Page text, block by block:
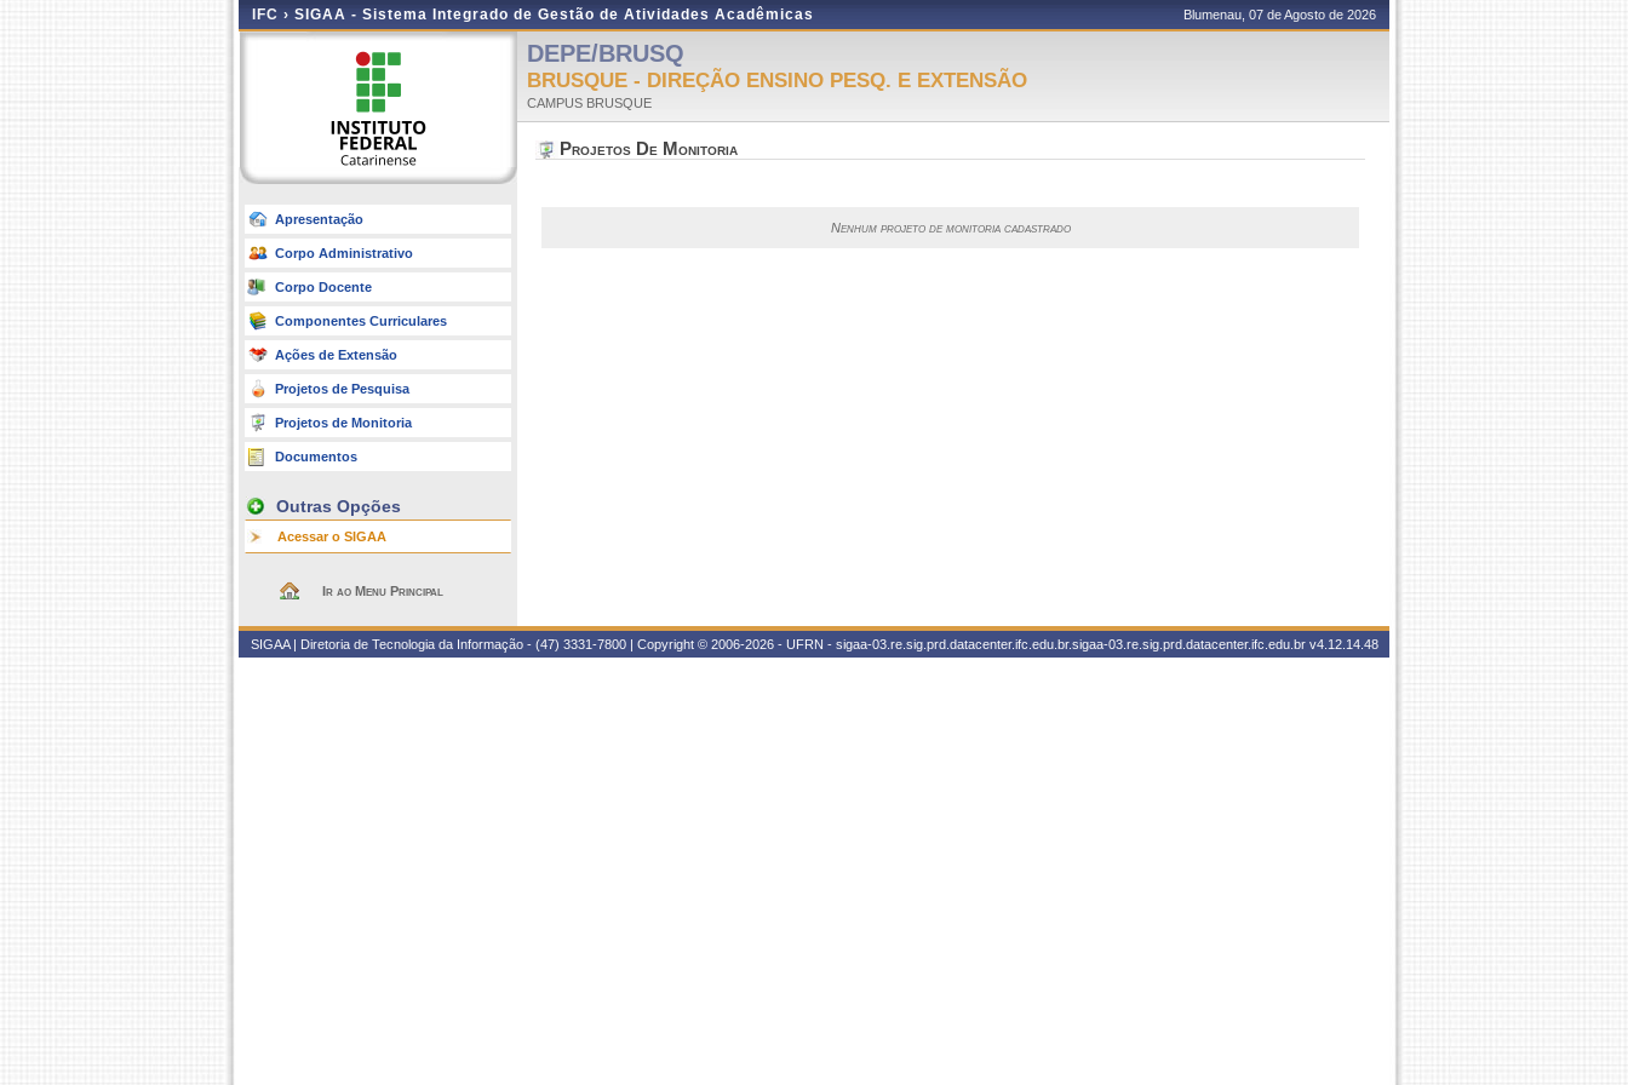
IFC › SIGAA - Sistema Integrado de Gestão de Atividades Acadêmicas Blumenau, 07 de Agosto de 2026
Apresentação
Corpo Administrativo
Corpo Docente
Componentes Curriculares
Ações de Extensão
Projetos de Pesquisa
Projetos de Monitoria
Documentos
Outras Opções
Acessar o SIGAA
Ir ao Menu Principal
DEPE/BRUSQ
BRUSQUE - DIREÇÃO ENSINO PESQ. E EXTENSÃO
CAMPUS BRUSQUE
Projetos De Monitoria
Nenhum projeto de monitoria cadastrado
SIGAA | Diretoria de Tecnologia da Informação - (47) 3331-7800 | Copyright © 2006-2026 - UFRN - sigaa-03.re.sig.prd.datacenter.ifc.edu.br.sigaa-03.re.sig.prd.datacenter.ifc.edu.br v4.12.14.48